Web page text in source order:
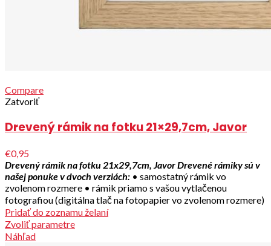
Compare
Zatvoriť
Drevený rámik na fotku 21×29,7cm, Javor
€0,95
Drevený rámik na fotku 21x29,7cm, JavorDrevené rámiky sú v
našej ponuke v dvoch verziách: • samostatný rámik vo
zvolenom rozmere • rámik priamo s vašou vytlačenou
fotografiou (digitálna tlač na fotopapier vo zvolenom rozmere)
Pridať do zoznamu želaní
Zvoliť parametre
Náhľad